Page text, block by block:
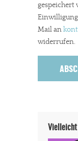
kannst Du uns mit
Paypal -
gespeichert
Mail an
widerrufen.
Vielleicht